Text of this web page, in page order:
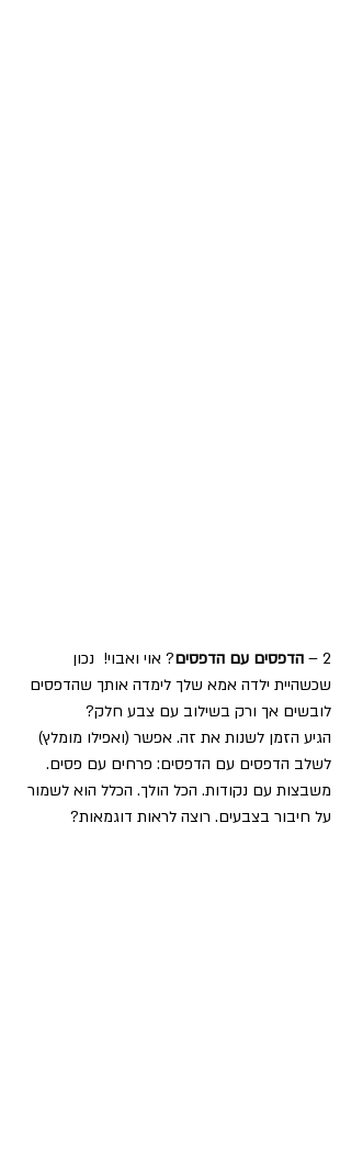
2 – הדפסים עם הדפסים? אוי ואבוי!  נכון
שכשהיית ילדה אמא שלך לימדה אותך שהדפסים
לובשים אך ורק בשילוב עם צבע חלק?
הגיע הזמן לשנות את זה. אפשר (ואפילו מומלץ)
לשלב הדפסים עם הדפסים: פרחים עם פסים.
משבצות עם נקודות. הכל הולך. הכלל הוא לשמור
על חיבור בצבעים. רוצה לראות דוגמאות?